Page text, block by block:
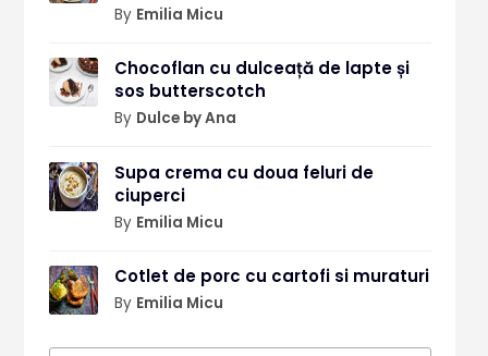
By Emilia Micu
Chocoflan cu dulceață de lapte și
sos butterscotch
By Dulce by Ana
Supa crema cu doua feluri de
ciuperci
By Emilia Micu
Cotlet de porc cu cartofi si muraturi
By Emilia Micu